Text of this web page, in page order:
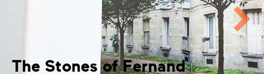
The Stones of Fernand